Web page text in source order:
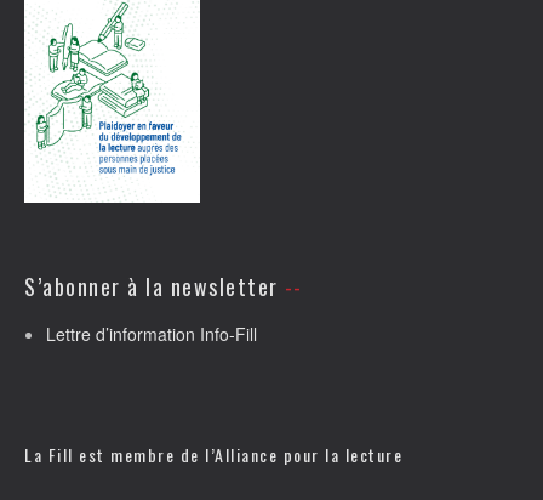
S’abonner à la newsletter
Lettre d’information Info-Fill
La Fill est membre de l’Alliance pour la lecture